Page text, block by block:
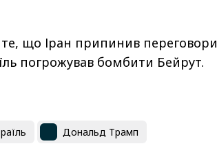
що Іран припинив переговори
погрожував бомбити Бейрут.
Дональд Трамп